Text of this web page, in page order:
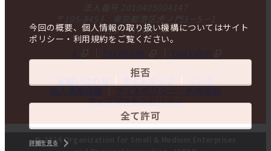
今回の概要、個人情報の取り扱い機構についてはサイト
ポリシー・利用規約をご覧ください。
拒否
全て許可
詳細を見る
法人番号 2010405004147
〒105-8453 東京都港区虎ノ門3－5－1
虎ノ門37森ビル
X
Facebook YouTube
お問い合わせ サイトマップ
リンク
個人情報保護
サイトポリシー・利用規約
ウェブアクセシビリティ
© 2024 Organization for Small & Medium Enterprises